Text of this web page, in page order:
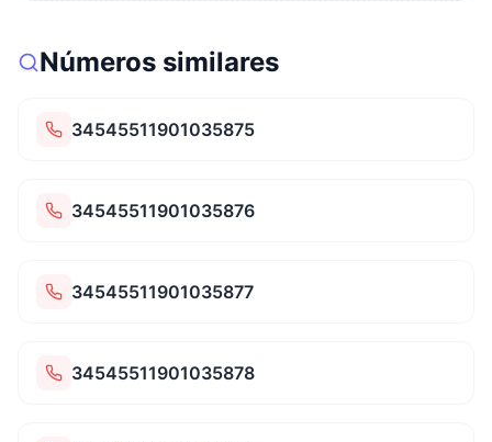
Números similares
34545511901035875
34545511901035876
34545511901035877
34545511901035878